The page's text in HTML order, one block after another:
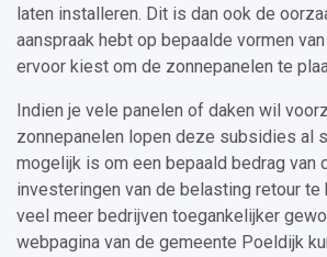
laten installeren. Dit is dan ook de
aanspraak hebt op bepaalde vormen
ervoor kiest om de zonnepanelen te
Indien je vele panelen of daken wil
zonnepanelen lopen deze subsidies al
mogelijk is om een bepaald bedrag van
investeringen van de belasting retour te
veel meer bedrijven toegankelijker
webpagina van de gemeente Poeldijk